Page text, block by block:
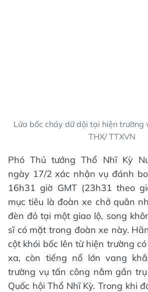
Lửa bốc cháy dữ dội tại hiện trường
THX/ TTXVN
Phó Thủ tướng Thổ Nhĩ Kỳ
ngày 17/2 xác nhận vụ đánh
16h31 giờ GMT (23h31 theo
mục tiêu là đoàn xe chở quân
đèn đỏ tại một giao lộ, song
sĩ có mặt trong đoàn xe này.
cột khói bốc lên từ hiện trường
xa, còn tiếng nổ lớn vang
trường vụ tấn công nằm gần
Quốc hội Thổ Nhĩ Kỳ. Trong khi